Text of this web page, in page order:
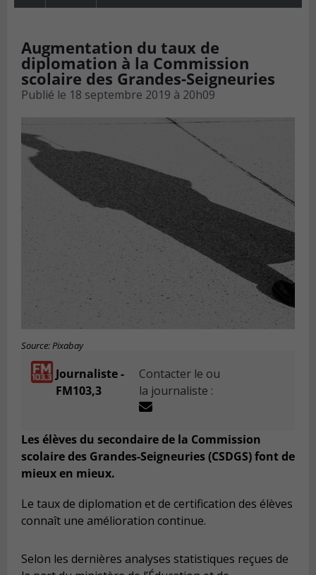
Augmentation du taux de
diplomation à la Commission
scolaire des Grandes-Seigneuries
Publié le 18 septembre 2019 à 20h09
Source: Pixabay
Journaliste -
FM103,3
Contacter le ou
la journaliste :
Les élèves du secondaire de la Commission
scolaire des Grandes-Seigneuries (CSDGS) font de
mieux en mieux.
Le taux de diplomation et de certification des élèves
connaît une amélioration continue.
Selon les dernières analyses statistiques reçues de